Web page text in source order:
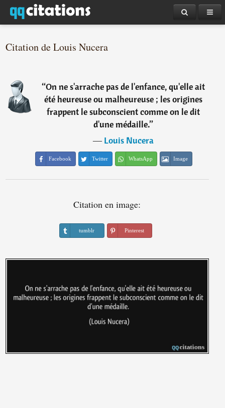
Citation de Louis Nucera
“On ne s'arrache pas de l'enfance, qu'elle ait
été heureuse ou malheureuse ; les origines
frappent le subconscient comme on le dit
d'une médaille.”
―Louis Nucera
Facebook Twitter WhatsApp Image
Citation en image:
tumblr Pinterest